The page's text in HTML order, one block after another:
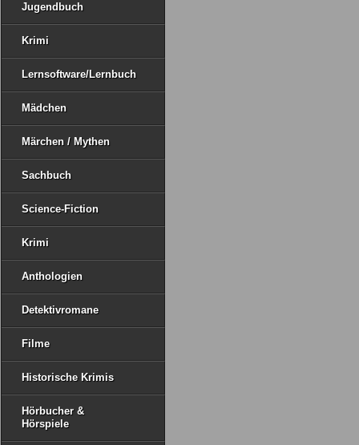
Jugendbuch
Krimi
Lernsoftware/Lernbuch
Mädchen
Märchen / Mythen
Sachbuch
Science-Fiction
Krimi
Anthologien
Detektivromane
Filme
Historische Krimis
Hörbucher &
Hörspiele